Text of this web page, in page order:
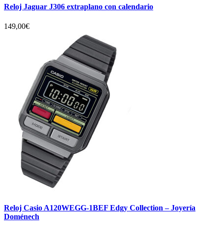
Reloj Jaguar J306 extraplano con calendario
149,00€
Reloj Casio A120WEGG-1BEF Edgy Collection – Joyería
Doménech